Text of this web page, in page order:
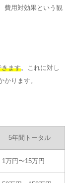
費用対効果という観
きます。これに対し
ります。
5年間トータル
1万円〜15万円